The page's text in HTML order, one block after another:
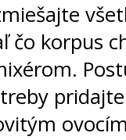
korpus